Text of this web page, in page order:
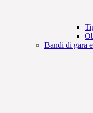
Bandi di gara